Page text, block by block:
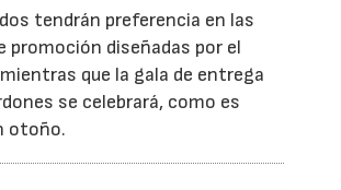
tendrán preferencia en las
promoción diseñadas por el
que la gala de entrega
se celebrará, como es
otoño.